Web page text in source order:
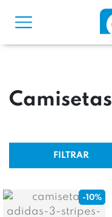
Camisetas
FILTRAR
-10%